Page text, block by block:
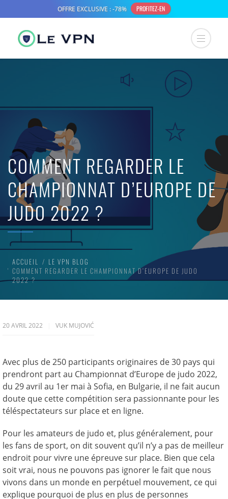
COMMENT REGARDER LE
CHAMPIONNAT D’EUROPE DE
JUDO 2022 ?
ACCUEIL
LE VPN BLOG
COMMENT REGARDER LE CHAMPIONNAT D’EUROPE DE JUDO
2022 ?
20 AVRIL 2022 VUK MUJOVIĆ
Avec plus de 250 participants originaires de 30 pays qui
prendront part au Championnat d’Europe de judo 2022,
du 29 avril au 1er mai à Sofia, en Bulgarie, il ne fait aucun
doute que cette compétition sera passionnante pour les
téléspectateurs sur place et en ligne.
Pour les amateurs de judo et, plus généralement, pour
les fans de sport, on dit souvent qu’il n’y a pas de meilleur
endroit pour vivre une épreuve sur place. Bien que cela
soit vrai, nous ne pouvons pas ignorer le fait que nous
vivons dans un monde en perpétuel mouvement, ce qui
explique pourquoi de plus en plus de personnes